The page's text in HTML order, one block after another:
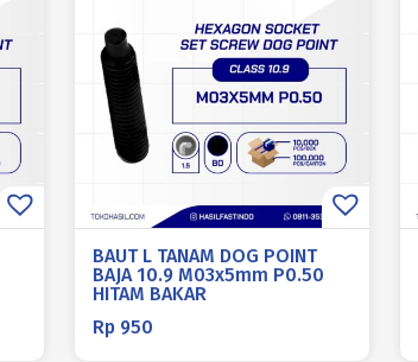
BAUT L TANAM DOG POINT
BAJA 10.9 M03x5mm P0.50
HITAM BAKAR
Rp 950